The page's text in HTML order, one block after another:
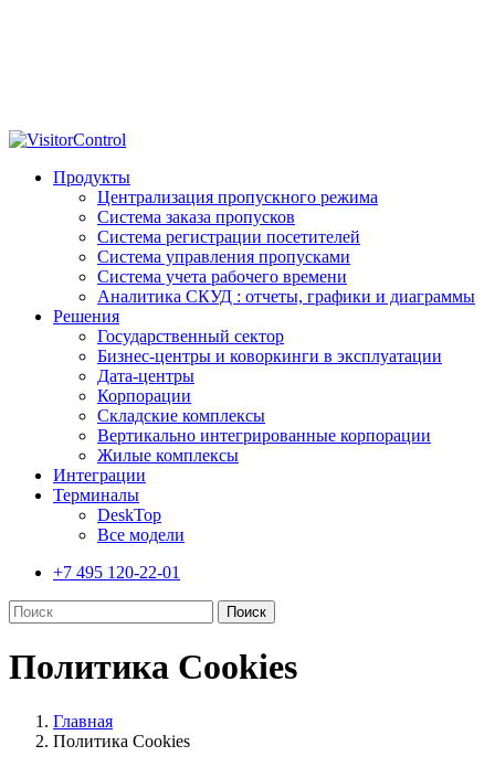
Продукты
Централизация пропускного режима
Система заказа пропусков
Система регистрации посетителей
Система управления пропусками
Система учета рабочего времени
Аналитика СКУД : отчеты, графики и диаграммы
Решения
Государственный сектор
Бизнес-центры и коворкинги в эксплуатации
Дата-центры
Корпорации
Складские комплексы
Вертикально интегрированные корпорации
Жилые комплексы
Интеграции
Терминалы
DeskTop
Все модели
+7 495 120-22-01
Политика Cookies
Главная
Политика Cookies